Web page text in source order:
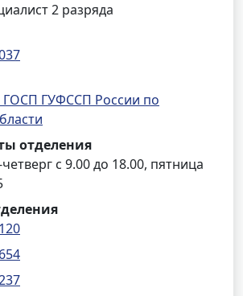
2 разряда
ГОСП ГУФССП России по
отделения
с 9.00 до 18.00, пятница